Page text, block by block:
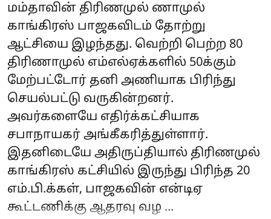
மம்தாவின் திரிணமுல் ணாமுல்
காங்கிரஸ் பாஜகவிடம் தோற்று
ஆட்சியை இழந்தது. வெற்றி பெற்ற 80
திரிணாமுல் எம்எல்ஏக்களில் 50க்கும்
மேற்பட்டோர் தனி அணியாக பிரிந்து
செயல்பட்டு வருகின்றனர்.
அவர்களையே எதிர்க்கட்சியாக
சபாநாயகர் அங்கீகரித்துள்ளார்.
இதனிடையே அதிருப்தியால் திரிணமுல்
காங்கிரஸ் கட்சியில் இருந்து பிரிந்த 20
எம்.பி.க்கள், பாஜகவின் என்டிஏ
கூட்டணிக்கு ஆதரவு வழ ...